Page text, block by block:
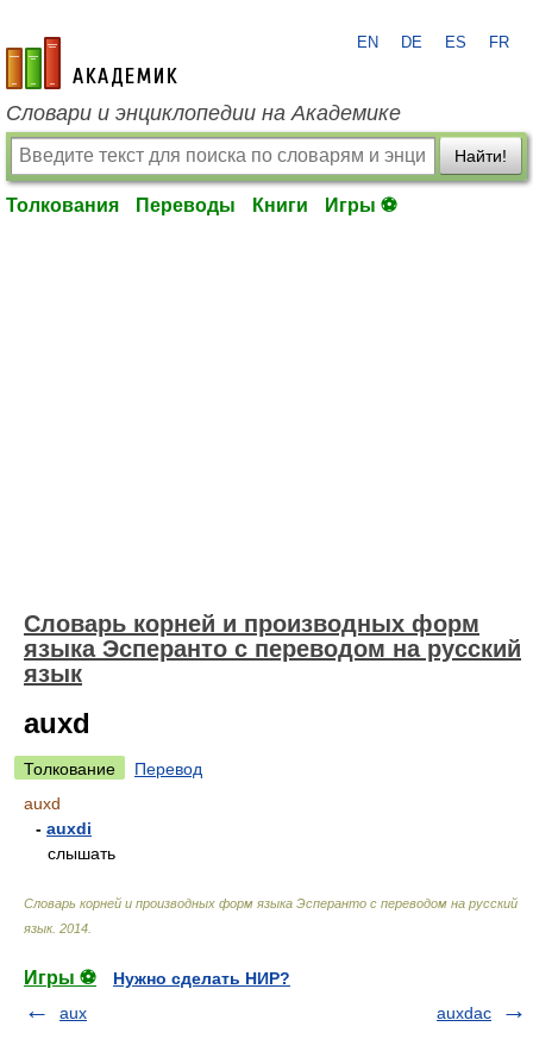
academic.ru
EN DE ES FR
Словари и энциклопедии на Академике
Найти!
Толкования Переводы Книги Игры ⚽
Словарь корней и производных форм
языка Эсперанто с переводом на русский
язык
auxd
Толкование
Перевод
auxd
- auxdi
слышать
Словарь корней и производных форм языка Эсперанто с переводом на русский
язык. 2014
Игры ⚽
Нужно сделать НИР?
aux
auxdac